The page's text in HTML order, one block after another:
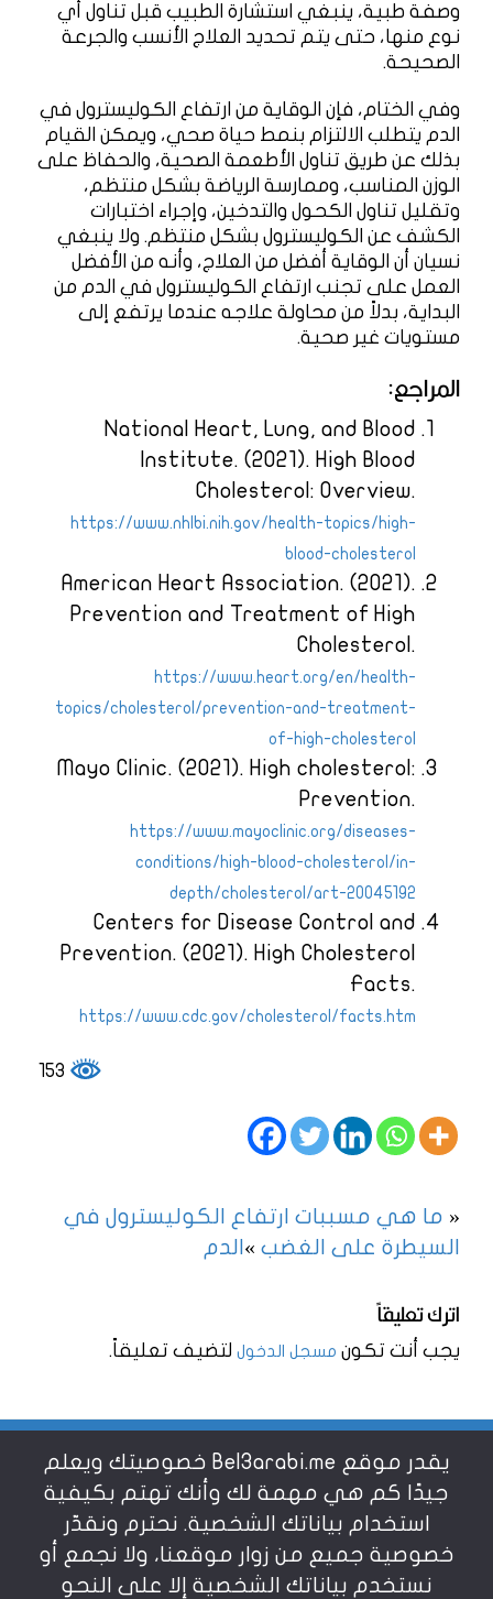
وصفة طبية، ينبغي استشارة الطبيب قبل تناول أي
نوع منها، حتى يتم تحديد العلاج الأنسب والجرعة
الصحيحة.
وفي الختام، فإن الوقاية من ارتفاع الكوليسترول في
الدم يتطلب الالتزام بنمط حياة صحي، ويمكن القيام
بذلك عن طريق تناول الأطعمة الصحية، والحفاظ على
الوزن المناسب، وممارسة الرياضة بشكل منتظم،
وتقليل تناول الكحول والتدخين، وإجراء اختبارات
الكشف عن الكوليسترول بشكل منتظم. ولا ينبغي
نسيان أن الوقاية أفضل من العلاج، وأنه من الأفضل
العمل على تجنب ارتفاع الكوليسترول في الدم من
البداية، بدلاً من محاولة علاجه عندما يرتفع إلى
مستويات غير صحية.
المراجع:
National Heart, Lung, and Blood
Institute. (2021). High Blood
Cholesterol: Overview.
https://www.nhlbi.nih.gov/health-topics/high-
blood-cholesterol
American Heart Association. (2021).
Prevention and Treatment of High
Cholesterol.
https://www.heart.org/en/health-
topics/cholesterol/prevention-and-treatment-
of-high-cholesterol
Mayo Clinic. (2021). High cholesterol:
Prevention.
https://www.mayoclinic.org/diseases-
conditions/high-blood-cholesterol/in-
depth/cholesterol/art-20045192
Centers for Disease Control and
Prevention. (2021). High Cholesterol
Facts.
https://www.cdc.gov/cholesterol/facts.htm
« ما هي مسببات ارتفاع الكوليسترول في
الدم
السيطرة على الغضب »
اترك تعليقاً
يجب أنت تكون مسجل الدخول لتضيف تعليقاً.
شروط الاستخدام
سياسة الخصوصية
يقدر موقع Bel3arabi.me خصوصيتك ويعلم
جيدًا كم هي مهمة لك وأنك تهتم بكيفية
استخدام بياناتك الشخصية. نحترم ونقدّر
خصوصية جميع من زوار موقعنا، ولا نجمع أو
نستخدم بياناتك الشخصية إلا على النحو